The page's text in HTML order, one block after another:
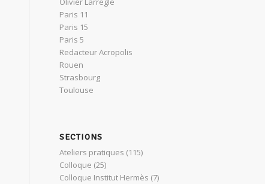
Paris 11
Paris 15
Paris 5
Redacteur Acropolis
Rouen
Strasbourg
Toulouse
SECTIONS
Ateliers pratiques (115)
Colloque (25)
Colloque Institut Hermès (7)